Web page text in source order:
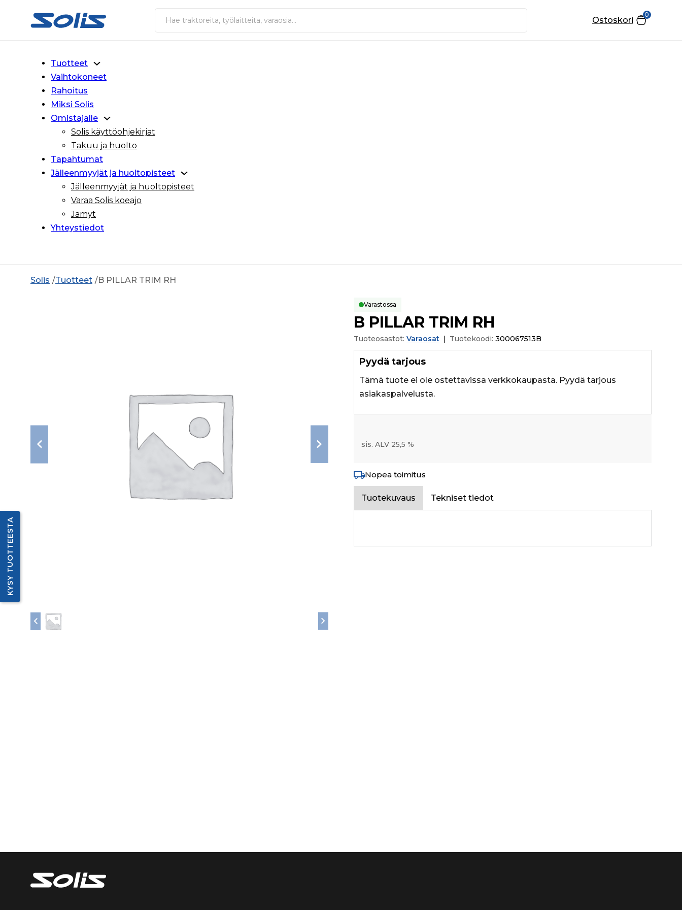
Siirry pääsisältöön
Siirry alatunnisteeseen
Haku
0
Ostoskori
Tuotteet
Vaihtokoneet
Rahoitus
Miksi Solis
Omistajalle
Solis käyttöohjekirjat
Takuu ja huolto
Tapahtumat
Jälleenmyyjät ja huoltopisteet
Jälleenmyyjät ja huoltopisteet
Varaa Solis koeajo
Jämyt
Yhteystiedot
Solis Tuotteet B PILLAR TRIM RH
Varastossa
B PILLAR TRIM RH
Tuoteosastot: Varaosat | Tuotekoodi: 300067513B
Pyydä tarjous
Tämä tuote ei ole ostettavissa verkkokaupasta. Pyydä tarjous
asiakaspalvelusta.
sis. ALV 25,5 %
Nopea toimitus
Tuotekuvaus Tekniset tiedot
KYSY TUOTTEESTA